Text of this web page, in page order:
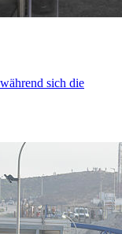
sich die